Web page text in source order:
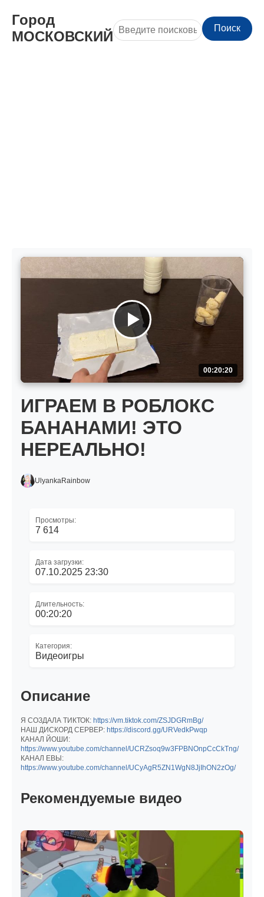
Город
МОСКОВСКИЙ
Поиск
00:20:20
ИГРАЕМ В РОБЛОКС
БАНАНАМИ! ЭТО
НЕРЕАЛЬНО!
UlyankaRainbow
Просмотры:
7 614
Дата загрузки:
07.10.2025 23:30
Длительность:
00:20:20
Категория:
Видеоигры
Описание
Я СОЗДАЛА ТИКТОК: https://vm.tiktok.com/ZSJDGRmBg/
НАШ ДИСКОРД СЕРВЕР: https://discord.gg/URVedkPwqp
КАНАЛ ЙОШИ:
https://www.youtube.com/channel/UCRZsoq9w3FPBNOnpCcCkTng/
КАНАЛ ЕВЫ:
https://www.youtube.com/channel/UCyAgR5ZN1WgN8JjIhON2zOg/
Рекомендуемые видео